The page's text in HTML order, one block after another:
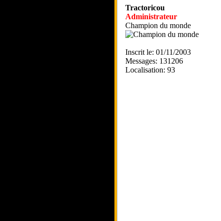
Tractoricou
Administrateur
Champion du monde
Inscrit le: 01/11/2003
Messages: 131206
Localisation: 93